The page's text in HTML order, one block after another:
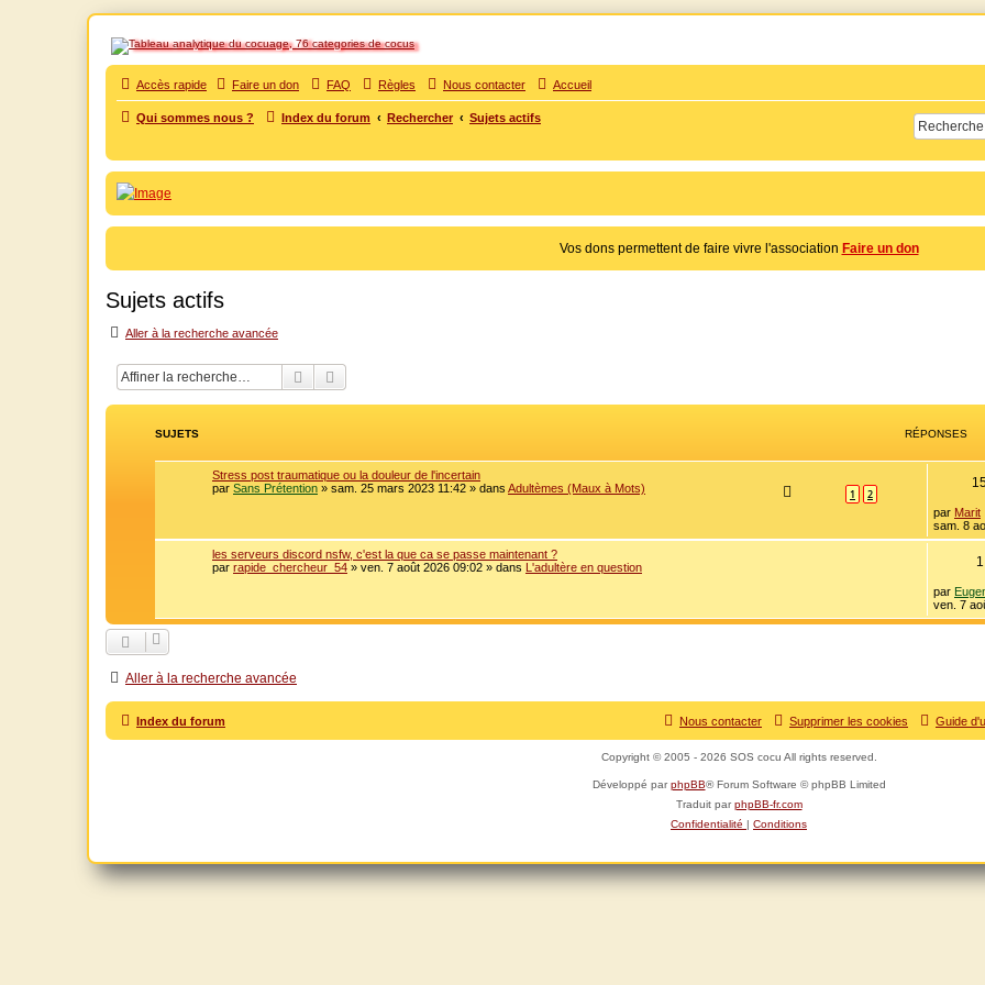
SOS cocu
SOS cocu est une association loi 1901 dont l'objet est le soutien aux victimes d'adultère. Pouvoir parler, se confier, recevoir un soutien moral pour traverser une
Accès rapide Faire un don FAQ Règles Nous contacter Accueil
Qui sommes nous ? Index du forum Rechercher Sujets actifs
Vos dons permettent de faire vivre l'association Faire un don
Sujets actifs
Aller à la recherche avancée
Rechercher
SUJETS RÉPONSES
Stress post traumatique ou la douleur de l'incertain
par Sans Prétention » sam. 25 mars 2023 11:42 » dans Adultèmes (Maux à Mots) 1 2
D
e
r
r
m
e
par Marit
sam. 8
les serveurs discord nsfw, c'est la que ca se passe maintenant ?
par rapide_chercheur_54 » ven. 7 août 2026 09:02 » dans L'adultère en question 1
D
e
r
s
par
ven. 7
Aller à la recherche avancée
Index du forum Guide
Supprimer les cookies
Nous contacter
Copyright © 2005 - 2026 SOS cocu All rights reserved.
Développé parphpBB® Forum Software © phpBB Limited
Traduit parphpBB-fr.com
Confidentialité | Conditions